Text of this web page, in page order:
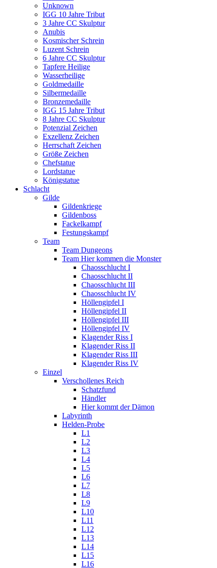
Unknown
IGG 10 Jahre Tribut
3 Jahre CC Skulptur
Anubis
Kosmischer Schrein
Luzent Schrein
6 Jahre CC Skulptur
Tapfere Heilige
Wasserheilige
Goldmedaille
Silbermedaille
Bronzemedaille
IGG 15 Jahre Tribut
8 Jahre CC Skulptur
Potenzial Zeichen
Exzellenz Zeichen
Herrschaft Zeichen
Größe Zeichen
Chefstatue
Lordstatue
Königstatue
Schlacht
Gilde
Gildenkriege
Gildenboss
Fackelkampf
Festungskampf
Team
Team Dungeons
Team Hier kommen die Monster
Chaosschlucht I
Chaosschlucht II
Chaosschlucht III
Chaosschlucht IV
Höllengipfel I
Höllengipfel II
Höllengipfel III
Höllengipfel IV
Klagender Riss I
Klagender Riss II
Klagender Riss III
Klagender Riss IV
Einzel
Verschollenes Reich
Schatzfund
Händler
Hier kommt der Dämon
Labyrinth
Helden-Probe
L1
L2
L3
L4
L5
L6
L7
L8
L9
L10
L11
L12
L13
L14
L15
L16